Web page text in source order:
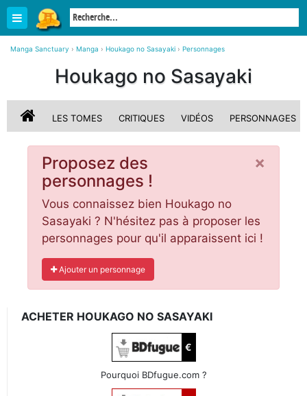
Manga Sanctuary › Manga › Houkago no Sasayaki › Personnages
Houkago no Sasayaki
LES TOMES CRITIQUES VIDÉOS PERSONNAGES
×
Proposez des
personnages !
Vous connaissez bien Houkago no
Sasayaki ? N'hésitez pas à proposer les
personnages pour qu'il apparaissent ici !
Ajouter un personnage
ACHETER HOUKAGO NO SASAYAKI
€
Pourquoi BDfugue.com ?